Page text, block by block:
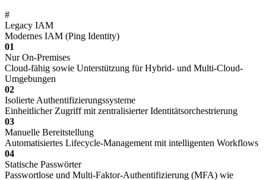
#
Legacy IAM
Modernes IAM (Ping Identity)
01
Nur On-Premises
Cloud-fähig sowie Unterstützung für Hybrid- und Multi-Cloud-
Umgebungen
02
Isolierte Authentifizierungssysteme
Einheitlicher Zugriff mit zentralisierter Identitätsorchestrierung
03
Manuelle Bereitstellung
Automatisiertes Lifecycle-Management mit intelligenten Workflows
04
Statische Passwörter
Passwortlose und Multi-Faktor-Authentifizierung (MFA) wie